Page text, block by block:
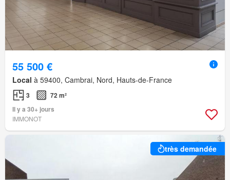
55 500 €
Local à 59400, Cambrai, Nord, Hauts-de-France
3
72 m²
Il y a 30+ jours
IMMONOT
très demandée